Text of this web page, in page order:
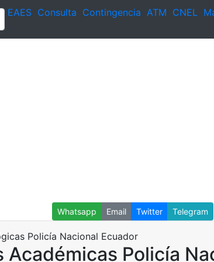
EAES Consulta Contingencia ATM CNEL
Whatsapp Email Twitter Telegram
Académicas Policía